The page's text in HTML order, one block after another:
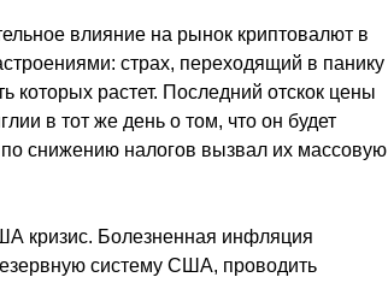
влияние на рынок криптовалют в
страх, переходящий в панику
которых растет. Последний отскок цены
в тот же день о том, что он будет
по снижению налогов вызвал их массовую
кризис. Болезненная инфляция
систему США, проводить